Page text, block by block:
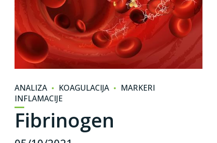
ANALIZA KOAGULACIJA
MARKERI
INFLAMACIJE
Fibrinogen